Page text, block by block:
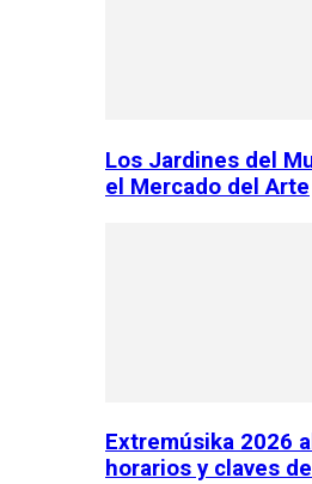
Los Jardines del
el Mercado del Arte
Extremúsika 2026
horarios y claves